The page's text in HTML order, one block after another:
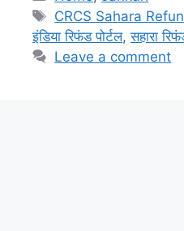
Tags
CRCS Sahara
इंडिया रिफंड पोर्टल,सहारा
Leave a comment